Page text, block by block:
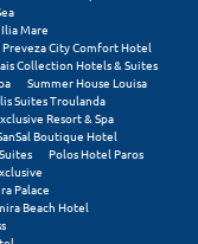
Ilia Mare
Preveza City Comfort Hotel
Collection Hotels & Suites
Summer House Louisa
Suites Troulanda
Resort & Spa
Boutique Hotel
Polos Hotel Paros
Palace
Beach Hotel